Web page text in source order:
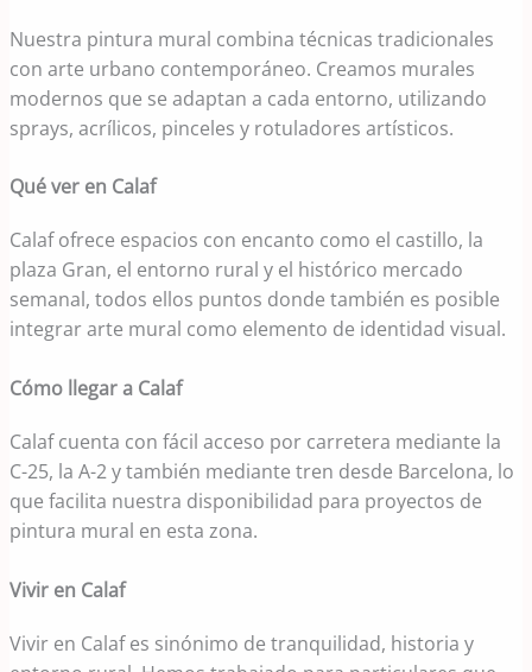
Nuestra pintura mural combina técnicas tradicionales
con arte urbano contemporáneo. Creamos murales
modernos que se adaptan a cada entorno, utilizando
sprays, acrílicos, pinceles y rotuladores artísticos.
Qué ver en Calaf
Calaf ofrece espacios con encanto como el castillo, la
plaza Gran, el entorno rural y el histórico mercado
semanal, todos ellos puntos donde también es posible
integrar arte mural como elemento de identidad visual.
Cómo llegar a Calaf
Calaf cuenta con fácil acceso por carretera mediante la
C-25, la A-2 y también mediante tren desde Barcelona, lo
que facilita nuestra disponibilidad para proyectos de
pintura mural en esta zona.
Vivir en Calaf
Vivir en Calaf es sinónimo de tranquilidad, historia y